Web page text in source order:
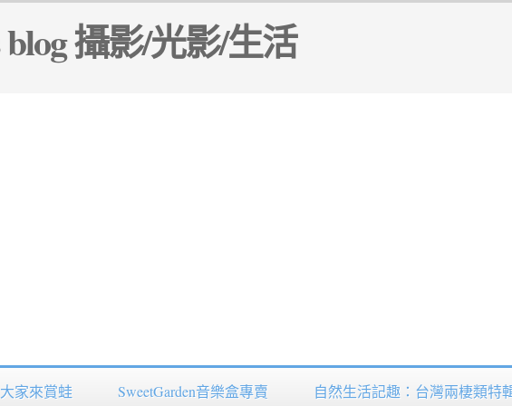
大家來賞蛙 SweetGarden音樂盒專賣 自然生活記趣：台灣兩棲類特